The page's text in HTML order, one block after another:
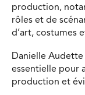
production,
rôles et de
d’art, costumes
Danielle
essentielle pour
production et